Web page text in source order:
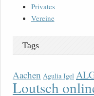
Privates
Vereine
Tags
Aachen Agulia Igel
Loutsch